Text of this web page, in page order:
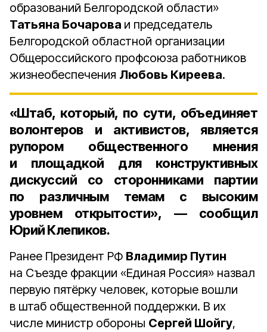
образований Белгородской области»
Татьяна Бочарова и председатель
Белгородской областной организации
Общероссийского профсоюза работников
жизнеобеспечения Любовь Киреева.
«Штаб, который, по сути, объединяет
волонтеров и активистов, является
рупором общественного мнения
и площадкой для конструктивных
дискуссий со сторонниками партии
по различным темам с высоким
уровнем открытости», — сообщил
Юрий Клепиков.
Ранее Президент РФ Владимир Путин
на Съезде фракции «Единая Россия» назвал
первую пятёрку человек, которые вошли
в штаб общественной поддержки. В их
числе министр обороны Сергей Шойгу,